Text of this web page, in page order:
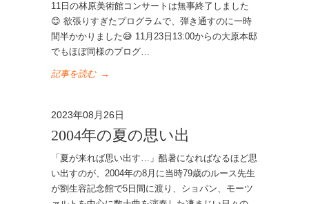
11日の林原美術館コンサートは無事終了しました
😊 欲張りすぎたプログラムで、弾き通すのに一時
間半かかりました😅 11月23日13:00からの大原本邸
でもほぼ同様のプログ…
記事を読む →
2023年08月26日
2004年の夏の思い出
「夏が来れば思い出す…」酷暑になればなるほど思
い出すのが、2004年の8月に当時79歳のルース先生
が劉生容記念館で5日間に渡り、ショパン、モーツ